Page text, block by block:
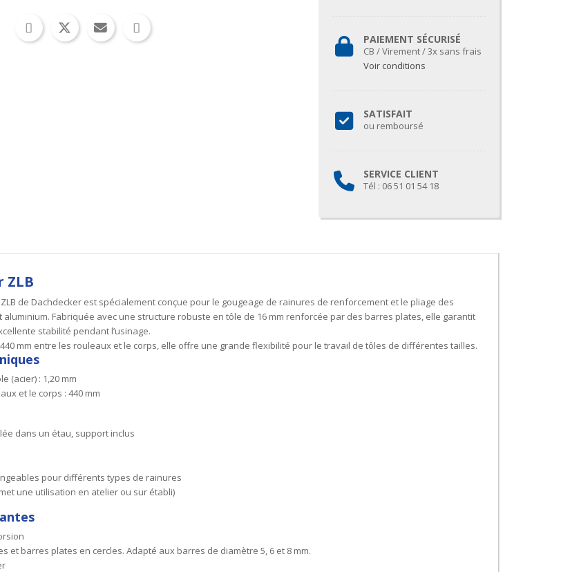
PAIEMENT SÉCURISÉ
CB / Virement / 3x sans frais
Voir conditions
SATISFAIT
ou remboursé
SERVICE CLIENT
Tél : 06 51 01 54 18
ZLB
de Dachdecker est spécialement conçue pour le gougeage de rainures de renforcement et le pliage des
aluminium. Fabriquée avec une structure robuste en tôle de 16 mm renforcée par des barres plates, elle garantit
stabilité pendant l’usinage.
mm entre les rouleaux et le corps, elle offre une grande flexibilité pour le travail de tôles de différentes tailles.
(acier) : 1,20 mm
et le corps : 440 mm
dans un étau, support inclus
pour différents types de rainures
une utilisation en atelier ou sur établi)
et barres plates en cercles. Adapté aux barres de diamètre 5, 6 et 8 mm.